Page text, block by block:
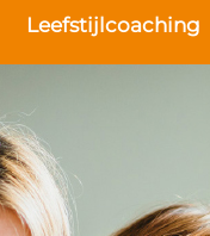
Leefstijlcoaching